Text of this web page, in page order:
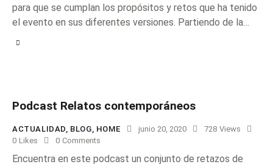
para que se cumplan los propósitos y retos que ha tenido
el evento en sus diferentes versiones. Partiendo de la…
Podcast Relatos contemporáneos
ACTUALIDAD BLOG HOME junio 20, 2020 728 Views
0 Likes 0 Comments
Encuentra en este podcast un conjunto de retazos de